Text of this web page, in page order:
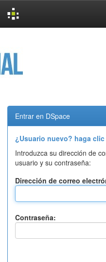
Entrar en DSpace
¿Usuario nuevo? haga
Introduzca su dirección de
usuario y su contraseña:
Dirección de correo
Contraseña: